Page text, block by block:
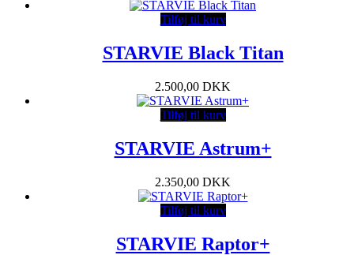
Tilføj til kurv
STARVIE Black Titan
2.500,00 DKK
Tilføj til kurv
STARVIE Astrum+
2.350,00 DKK
Tilføj til kurv
STARVIE Raptor+